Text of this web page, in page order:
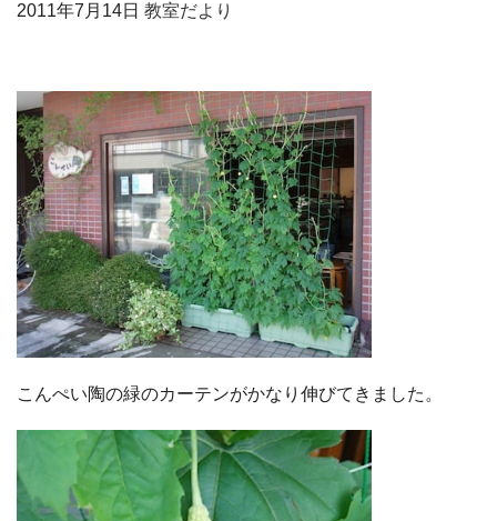
2011年7月14日 教室だより
こんぺい陶の緑のカーテンがかなり伸びてきました。